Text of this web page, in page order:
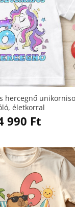
hercegnő
életkorral
990 Ft